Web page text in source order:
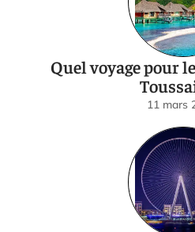
Quel voyage pour
11 mars